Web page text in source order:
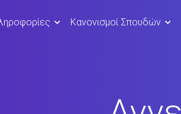
Κανονισμοί Σπουδών